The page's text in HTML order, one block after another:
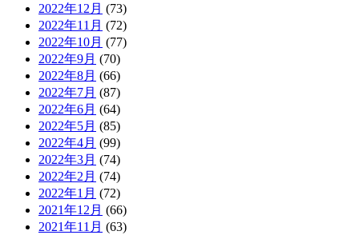
2022年12月 (73)
2022年11月 (72)
2022年10月 (77)
2022年9月 (70)
2022年8月 (66)
2022年7月 (87)
2022年6月 (64)
2022年5月 (85)
2022年4月 (99)
2022年3月 (74)
2022年2月 (74)
2022年1月 (72)
2021年12月 (66)
2021年11月 (63)